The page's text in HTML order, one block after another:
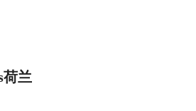
荷兰